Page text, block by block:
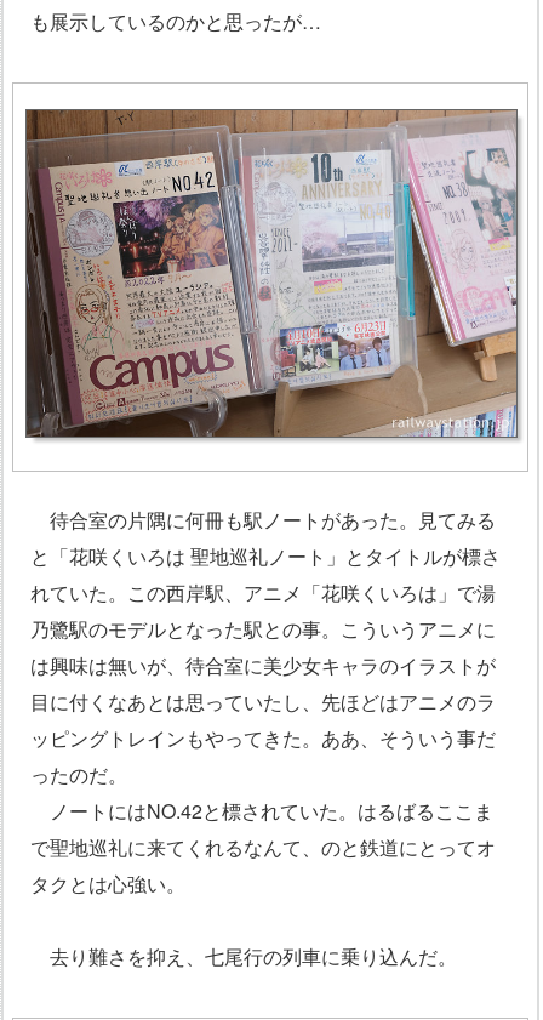
も展示しているのかと思ったが…
待合室の片隅に何冊も駅ノートがあった。見てみる
と「花咲くいろは 聖地巡礼ノート」とタイトルが標さ
れていた。この西岸駅、アニメ「花咲くいろは」で湯
乃鷺駅のモデルとなった駅との事。こういうアニメに
は興味は無いが、待合室に美少女キャラのイラストが
目に付くなあとは思っていたし、先ほどはアニメのラ
ッピングトレインもやってきた。ああ、そういう事だ
ったのだ。
ノートにはNO.42と標されていた。はるばるここま
で聖地巡礼に来てくれるなんて、のと鉄道にとってオ
タクとは心強い。
去り難さを抑え、七尾行の列車に乗り込んだ。